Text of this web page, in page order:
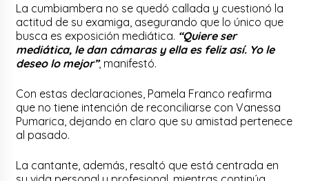
La cumbiambera no se quedó callada y cuestionó la
actitud de su examiga, asegurando que lo único que
busca es exposición mediática. “Quiere ser
mediática, le dan cámaras y ella es feliz así. Yo le
deseo lo mejor”, manifestó.
Con estas declaraciones, Pamela Franco reafirma
que no tiene intención de reconciliarse con Vanessa
Pumarica, dejando en claro que su amistad pertenece
al pasado.
La cantante, además, resaltó que está centrada en